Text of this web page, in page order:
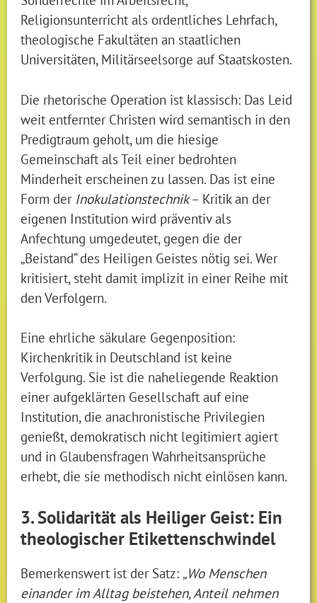
Religionsunterricht als ordentliches Lehrfach,
theologische Fakultäten an staatlichen
Universitäten, Militärseelsorge auf Staatskosten.
Die rhetorische Operation ist klassisch: Das Leid
weit entfernter Christen wird semantisch in den
Predigtraum geholt, um die hiesige
Gemeinschaft als Teil einer bedrohten
Minderheit erscheinen zu lassen. Das ist eine
Form der Inokulationstechnik– Kritik an der
eigenen Institution wird präventiv als
Anfechtung umgedeutet, gegen die der
„Beistand“ des Heiligen Geistes nötig sei. Wer
kritisiert, steht damit implizit in einer Reihe mit
den Verfolgern.
Eine ehrliche säkulare Gegenposition:
Kirchenkritik in Deutschland ist keine
Verfolgung. Sie ist die naheliegende Reaktion
einer aufgeklärten Gesellschaft auf eine
Institution, die anachronistische Privilegien
genießt, demokratisch nicht legitimiert agiert
und in Glaubensfragen Wahrheitsansprüche
erhebt, die sie methodisch nicht einlösen kann.
3. Solidarität als Heiliger Geist: Ein
theologischer Etikettenschwindel
Bemerkenswert ist der Satz: „Wo Menschen
einander im Alltag beistehen, Anteil nehmen